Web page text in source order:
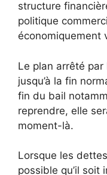
structure
politique
économiquement
Le plan arrêté
jusqu’à la fin
fin du bail
reprendre, elle
moment-là.
Lorsque les
possible qu’il soit